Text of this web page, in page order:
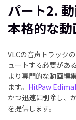
パート2.
本格的な
VLCの音声トラック
ュートする必要があ
より専門的な動画編
ます。 HitPaw
かつ迅速に削除し、
を提供します。